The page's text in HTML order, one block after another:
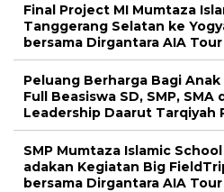
Final Project MI Mumtaza
Tanggerang Selatan ke
bersama Dirgantara AIA
Peluang Berharga Bagi
Full Beasiswa SD, SMP, SMA
Leadership Daarut Tarqiyah
SMP Mumtaza Islamic
adakan Kegiatan Big
bersama Dirgantara AIA